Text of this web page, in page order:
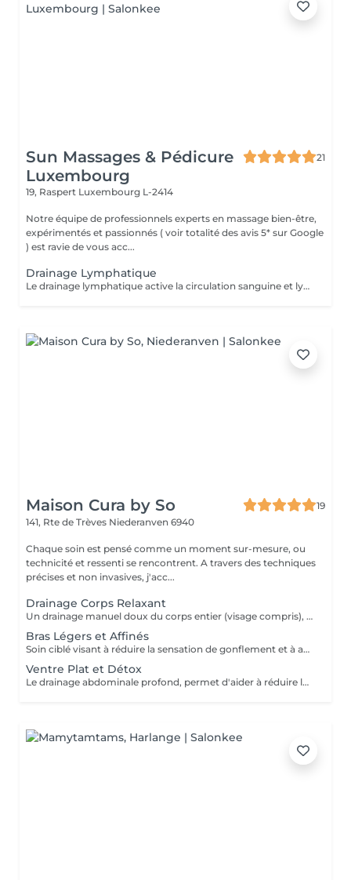
Sun Massages & Pédicure
Luxembourg
21
19, Raspert Luxembourg L-2414
Notre équipe de professionnels experts en massage bien-être,
expérimentés et passionnés ( voir totalité des avis 5* sur Google
) est ravie de vous acc...
Drainage Lymphatique
Le drainage lymphatique active la circulation sanguine et lymphatique; il favorise l'élimination des toxines. Le système lymphatique est actif et spécifique pour aider à relancer le système immunitaire. Ce massage doux permettra aux personnes qui ont des sensations de fatigue, de jambes lourdes et de stress, de pouvoir permettre à leur corps de stopper la fatigue plus facilement. Il peut en outre être recommandé aux femmes enceintes qui souffrent de rester debout. De surcroît, il agit de manière positive sur l'humeur. Enfin, après un drainage lymphatique, on constate également très souvent une amélioration du sommeil.
Maison Cura by So
19
141, Rte de Trèves Niederanven 6940
Chaque soin est pensé comme un moment sur-mesure, ou
technicité et ressenti se rencontrent. A travers des techniques
précises et non invasives, j'acc...
Drainage Corps Relaxant
Un drainage manuel doux du corps entier (visage compris), favorisant la détente profonde, la circulation lymphatique et la sensation de légèreté. Idéal en période de stress, de fatigue, ou lorsque le corps a besoin d'un véritable moment de récupération.
Bras Légers et Affinés
Soin ciblé visant à réduire la sensation de gonflement et à améliorer le confort des bras. Favorise la circulation et procure une sensation de légèreté immédiate.
Ventre Plat et Détox
Le drainage abdominale profond, permet d'aider à réduire la sensation de gonflement liée à plusieurs facteurs (stress, déséquilibre hormonal, inflammation chronique, problèmes digestifs, diastasis). Ce soin procure un véritable relâchement des tensions abdominales procurant un sentiment de bien être immédiat après la séance.